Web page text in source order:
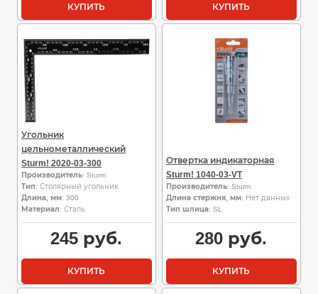
КУПИТЬ КУПИТЬ
Угольник
цельнометаллический
Sturm! 2020-03-300
Производитель: Sturm
Тип: Столярный угольник
Длина, мм: 300
Материал: Сталь
245 руб.
КУПИТЬ
Отвертка индикаторная
Sturm! 1040-03-VT
Производитель: Sturm
Длина стержня, мм: Нет данных
Тип шлица: SL
280 руб.
КУПИТЬ